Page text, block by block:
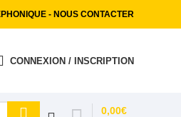
- NOUS CONTACTER
CONNEXION / INSCRIPTION
0,00€